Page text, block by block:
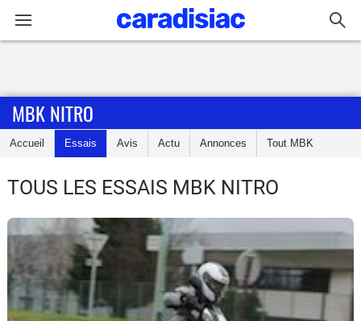
Accueil
Essais
Equipement
Avis
MBK NITRO
Accueil Essais Avis Actu Annonces Tout MBK
TOUS LES ESSAIS MBK NITRO